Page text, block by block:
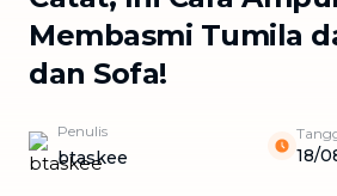
Membasmi Tumila
dan Sofa!
Penulis
btaskee 18/